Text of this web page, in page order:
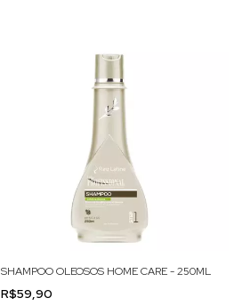
SHAMPOO OLEOSOS HOME CARE - 250ML
R$59,90